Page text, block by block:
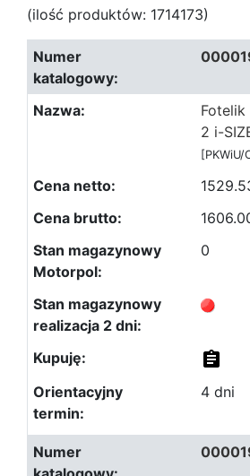
(ilość produktów: 1714173)
Fotelik
2 i-
[PKWiU/
0
4 dni